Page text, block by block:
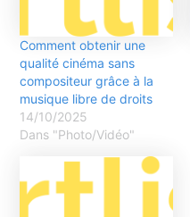
Comment obtenir une
qualité cinéma sans
compositeur grâce à la
musique libre de droits
14/10/2025
Dans "Photo/Vidéo"